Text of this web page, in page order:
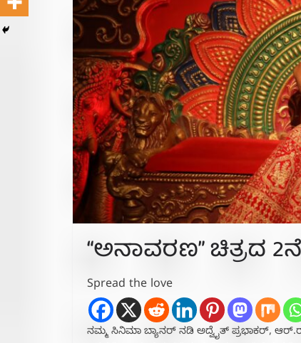
“ಅನಾವರಣ” ಚಿತ್ರದ
Spread the love
ನಮ್ಮ ಸಿನಿಮಾ ಬ್ಯಾನರ್ ನಡಿ ಅದ್ವೈತ್ ಪ್ರಭಾಕರ್,